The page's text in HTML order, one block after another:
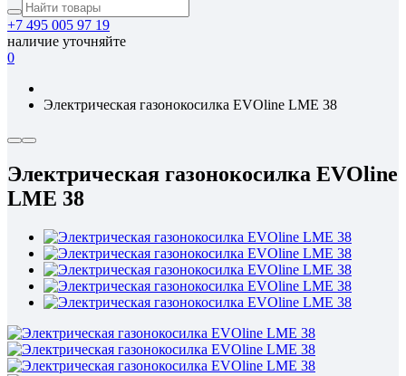
+7 495 005 97 19
наличие уточняйте
0
Электрическая газонокосилка EVOline LME 38
Электрическая газонокосилка EVOline
LME 38